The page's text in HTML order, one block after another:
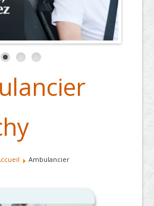
Ambulancier